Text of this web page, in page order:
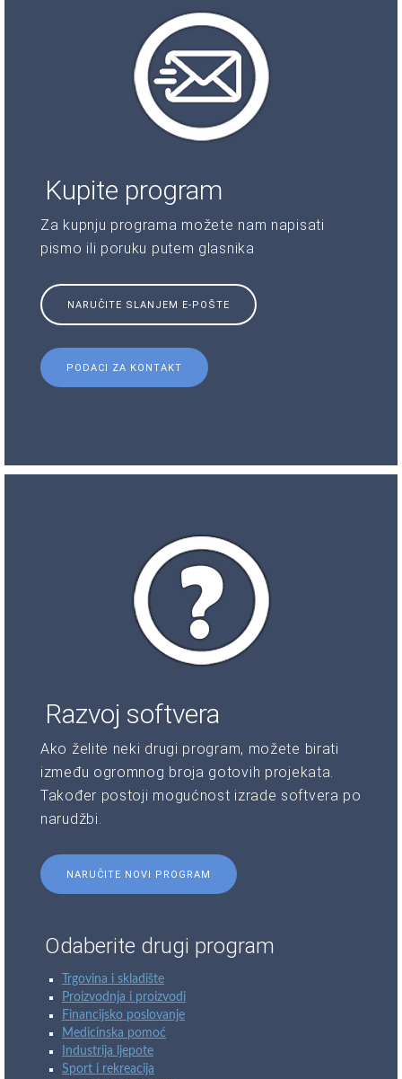
Kupite program
Za kupnju programa možete nam napisati
pismo ili poruku putem glasnika
NARUČITE SLANJEM E-POŠTE
PODACI ZA KONTAKT
Razvoj softvera
Ako želite neki drugi program, možete birati
između ogromnog broja gotovih projekata.
Također postoji mogućnost izrade softvera po
narudžbi.
NARUČITE NOVI PROGRAM
Odaberite drugi program
Trgovina i skladište
Proizvodnja i proizvodi
Financijsko poslovanje
Medicinska pomoć
Industrija ljepote
Sport i rekreacija